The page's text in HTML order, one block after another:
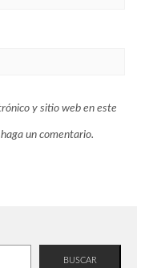
y sitio web en este
un comentario.
BUSCAR